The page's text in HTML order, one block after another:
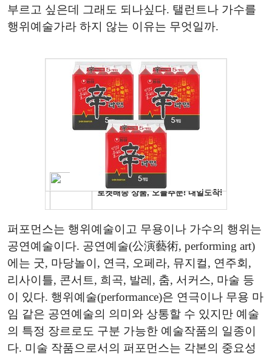
부르고 싶은데 그래도 되나싶다. 탤런트나 가수를
행위예술가라 하지 않는 이유는 무엇일까.
퍼포먼스는 행위예술이고 무용이나 가수의 행위는
공연예술이다. 공연예술(公演藝術, performing art)
에는 굿, 마당놀이, 연극, 오페라, 뮤지컬, 연주회,
리사이틀, 콘서트, 희곡, 발레, 춤, 서커스, 마술 등
이 있다. 행위예술(performance)은 연극이나 무용 마
임 같은 공연예술의 의미와 상통할 수 있지만 예술
의 특정 장르로도 구분 가능한 예술작품의 일종이
다. 미술 작품으로서의 퍼포먼스는 각본의 중요성